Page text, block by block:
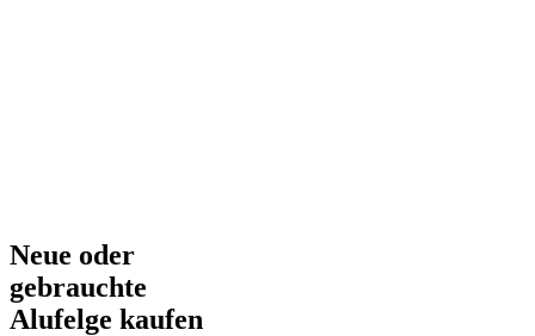
Neue oder
gebrauchte
Alufelge kaufen